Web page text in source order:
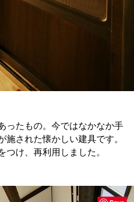
ったもの。今ではなかなか手
された懐かしい建具です。
つけ、再利用しました。